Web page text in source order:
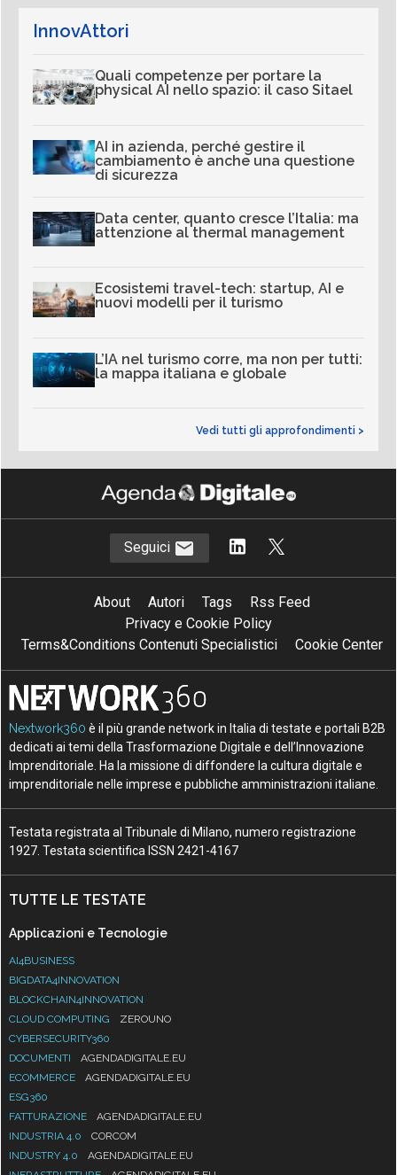
InnovAttori
Quali competenze per portare la
physical AI nello spazio: il caso Sitael
AI in azienda, perché gestire il
cambiamento è anche una questione
di sicurezza
Data center, quanto cresce l’Italia: ma
attenzione al thermal management
Ecosistemi travel-tech: startup, AI e
nuovi modelli per il turismo
L’IA nel turismo corre, ma non per tutti:
la mappa italiana e globale
Vedi tutti gli approfondimenti >
Seguici
About Autori Tags
Rss Feed
Privacy e Cookie Policy
Terms&Conditions Contenuti Specialistici
Cookie Center
Nextwork360 è il più grande network in Italia di testate e portali B2B
dedicati ai temi della Trasformazione Digitale e dell’Innovazione
Imprenditoriale. Ha la missione di diffondere la cultura digitale e
imprenditoriale nelle imprese e pubbliche amministrazioni italiane.
Testata registrata al Tribunale di Milano, numero registrazione
1927. Testata scientifica ISSN 2421-4167
TUTTE LE TESTATE
Applicazioni e Tecnologie
AI4BUSINESS
BIGDATA4INNOVATION
BLOCKCHAIN4INNOVATION
CLOUD COMPUTING
ZEROUNO
CYBERSECURITY360
DOCUMENTI
AGENDADIGITALE.EU
ECOMMERCE
AGENDADIGITALE.EU
ESG360
FATTURAZIONE
AGENDADIGITALE.EU
INDUSTRIA 4.0
CORCOM
INDUSTRY 4.0
AGENDADIGITALE.EU